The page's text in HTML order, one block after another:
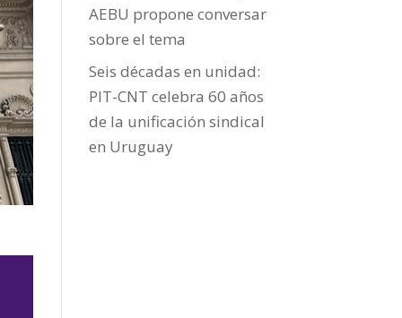
AEBU propone conversar
sobre el tema
Seis décadas en unidad:
PIT-CNT celebra 60 años
de la unificación sindical
en Uruguay